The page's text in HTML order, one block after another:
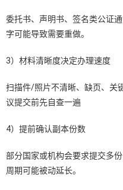
委托书、声明书、签名类公证
字可能导致需要重做。
3）材料清晰度决定办理速度
扫描件/照片不清晰、缺页、关
议提交前先自查一遍
4）提前确认副本份数
部分国家或机构会要求提交多
周期可能被动延长。